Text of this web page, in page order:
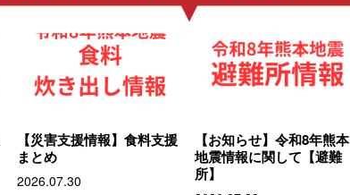
【災害支援情報】食料支援
まとめ
2026.07.30
【お知らせ】令和8年熊本
地震情報に関して【避難
所】